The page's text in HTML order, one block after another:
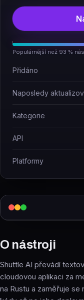
O nástroji
Shuttle AI převádí
cloudovou aplikaci za
na Rustu a zaměřuje
Populárnější než 93 %
Přidáno
Naposledy
Kategorie
API
Platformy